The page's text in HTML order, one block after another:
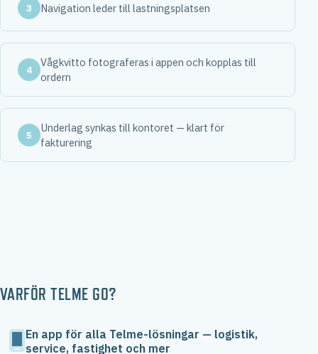
3 Navigation leder till lastningsplatsen
4
Vågkvitto fotograferas i appen och kopplas till
ordern
5
Underlag synkas till kontoret — klart för
fakturering
VARFÖR TELME GO?
En app för alla Telme-lösningar — logistik,
service, fastighet och mer